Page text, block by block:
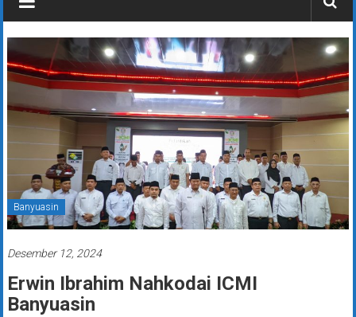
Banyuasin
Desember 12, 2024
Erwin Ibrahim Nahkodai ICMI
Banyuasin